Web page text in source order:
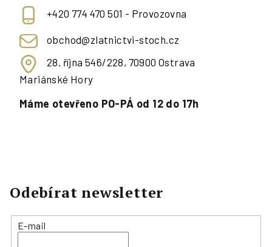
+420 774 470 501 - Provozovna
obchod@zlatnictvi-stoch.cz
28. října 546/228, 70900 Ostrava
Mariánské Hory
Máme otevřeno PO-PÁ od 12 do 17h
Odebírat newsletter
E-mail